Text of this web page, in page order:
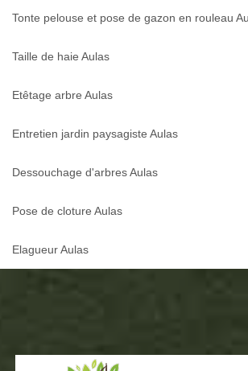
Tonte pelouse et pose de gazon en rouleau
Taille de haie Aulas
Etêtage arbre Aulas
Entretien jardin paysagiste Aulas
Dessouchage d'arbres Aulas
Pose de cloture Aulas
Elagueur Aulas